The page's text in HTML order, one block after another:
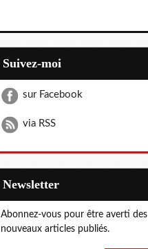
Suivez-moi
sur Facebook
via RSS
Newsletter
Abonnez-vous pour être averti des
nouveaux articles publiés.